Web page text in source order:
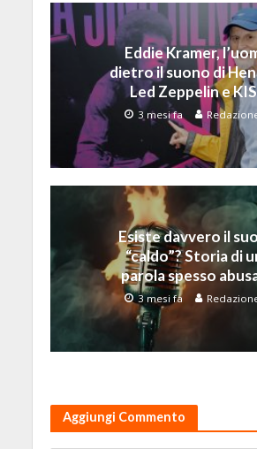
Eddie Kramer,
dietro il suono di
Led Zeppelin e
3 mesi fa
Esiste davvero il
“caldo”? Storia di
parola spesso
3 mesi fa
Aggiungi Commento